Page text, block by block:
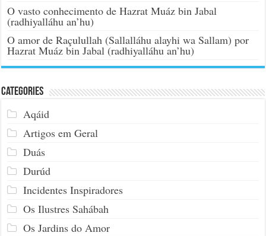
O vasto conhecimento de Hazrat Muáz bin Jabal
(radhiyalláhu an’hu)
O amor de Raçulullah (Sallalláhu alayhi wa Sallam) por
Hazrat Muáz bin Jabal (radhiyalláhu an’hu)
Categories
Aqáid
Artigos em Geral
Duás
Durúd
Incidentes Inspiradores
Os Ilustres Sahábah
Os Jardins do Amor